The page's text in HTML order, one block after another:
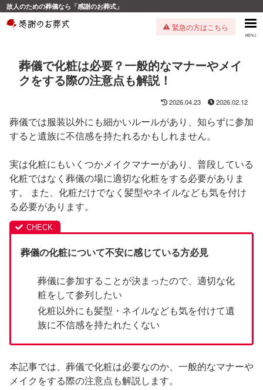
故人のための葬儀なら「感謝のお葬式」
緊急の方はこちら
葬儀で化粧は必要？一般的なマナーやメイ
クをする際の注意点も解説！
2026.04.23 2026.02.12
葬儀では服装以外にも細かいルールがあり、知らずに参加
すると遺族に不信感を持たれるかもしれません。
実は化粧にもいくつかメイクマナーがあり、普段している
化粧ではなく葬儀の場に適切な化粧をする必要がありま
す。 また、化粧だけでなく髪型やネイルなども気を付け
る必要があります。
葬儀の化粧について不安に感じている方必見
葬儀に参加することが決まったので、適切な化
粧をして参列したい
化粧以外にも髪型・ネイルなども気を付けて遺
族に不信感を持たれたくない
本記事では、葬儀で化粧は必要なのか、一般的なマナーや
メイクをする際の注意点も解説します。